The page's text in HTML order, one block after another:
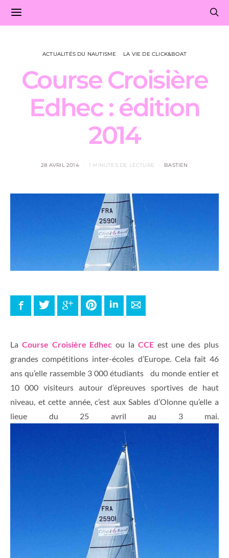
ACTUALITÉS DU NAUTISME LA VIE DE CLICK&BOAT
Course Croisière
Edhec : édition
2014
28 AVRIL 2014 1 MINUTES DE LECTURE BASTIEN
FacebookTwitter Google+ PinterestLinkedInE-mail
La Course Croisière Edhec ou la CCEest une des plus
grandes compétitions inter-écoles d’Europe. Cela fait 46
ans qu’elle rassemble 3 000 étudiants du monde entier et
10 000 visiteurs autour d’épreuves sportives de haut
niveau, et cette année, c’est aux Sables d’Olonne qu’elle a
lieue du 25 avril au 3 mai.